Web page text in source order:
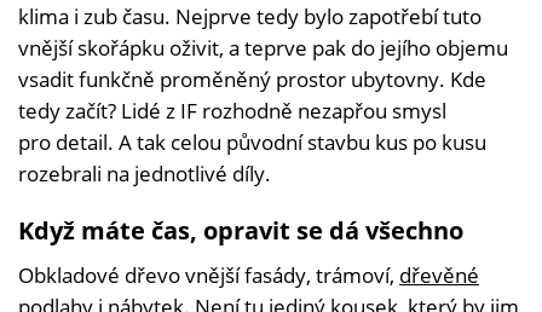
klima i zub času. Nejprve tedy bylo zapotřebí tuto
vnější skořápku oživit, a teprve pak do jejího objemu
vsadit funkčně proměněný prostor ubytovny. Kde
tedy začít? Lidé z IF rozhodně nezapřou smysl
pro detail. A tak celou původní stavbu kus po kusu
rozebrali na jednotlivé díly.
Když máte čas, opravit se dá všechno
Obkladové dřevo vnější fasády, trámoví, dřevěné
podlahy i nábytek. Není tu jediný kousek, který by jim